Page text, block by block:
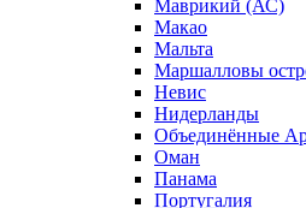
Маврикий (АС)
Макао
Мальта
Маршалловы
Нeвис
Нидерланды
Объединённые
Оман
Панама
Португалия